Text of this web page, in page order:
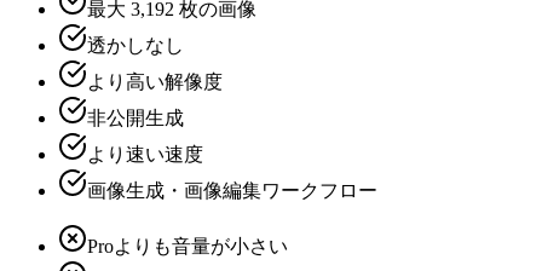
最大 3,192 枚の画像
透かしなし
より高い解像度
非公開生成
より速い速度
画像生成・画像編集ワークフロー
Proよりも音量が小さい